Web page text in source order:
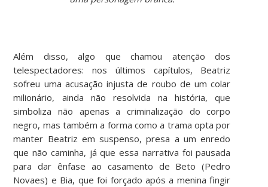
Além disso, algo que chamou atenção dos
telespectadores: nos últimos capítulos, Beatriz
sofreu uma acusação injusta de roubo de um colar
milionário, ainda não resolvida na história, que
simboliza não apenas a criminalização do corpo
negro, mas também a forma como a trama opta por
manter Beatriz em suspenso, presa a um enredo
que não caminha, já que essa narrativa foi pausada
para dar ênfase ao casamento de Beto (Pedro
Novaes) e Bia, que foi forçado após a menina fingir